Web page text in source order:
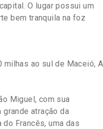
O lugar possui um
bem tranquila na foz
milhas ao sul de Maceió,
Miguel, com sua
atração da
Francês, uma das